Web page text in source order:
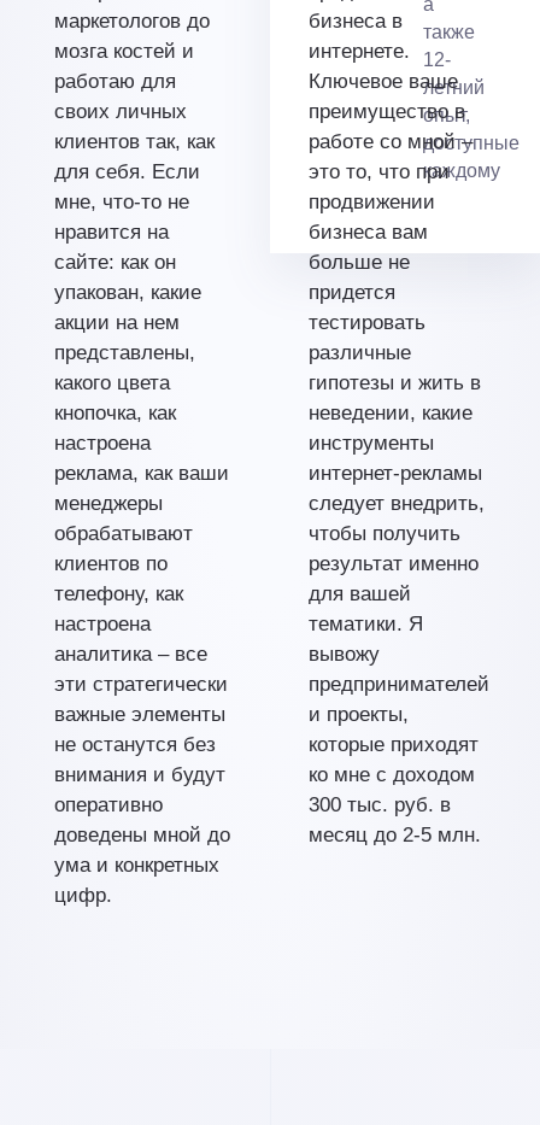
а
также
12-
летний
опыт,
доступные
каждому
маркетологов до
мозга костей и
работаю для
своих личных
клиентов так, как
для себя. Если
мне, что-то не
нравится на
сайте: как он
упакован, какие
акции на нем
представлены,
какого цвета
кнопочка, как
настроена
реклама, как ваши
менеджеры
обрабатывают
клиентов по
телефону, как
настроена
аналитика – все
эти стратегически
важные элементы
не останутся без
внимания и будут
оперативно
доведены мной до
ума и конкретных
цифр.
бизнеса в
интернете.
Ключевое ваше
преимущество в
работе со мной –
это то, что при
продвижении
бизнеса вам
больше не
придется
тестировать
различные
гипотезы и жить в
неведении, какие
инструменты
интернет-рекламы
следует внедрить,
чтобы получить
результат именно
для вашей
тематики. Я
вывожу
предпринимателей
и проекты,
которые приходят
ко мне с доходом
300 тыс. руб. в
месяц до 2-5 млн.